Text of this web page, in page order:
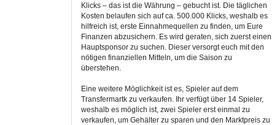
Klicks – das ist die Währung – gebucht ist. Die täglichen
Kosten belaufen sich auf ca. 500.000 Klicks, weshalb es
hilfreich ist, erste Einnahmequellen zu finden, um Eure
Finanzen abzusichern. Es wird geraten, sich zuerst einen
Hauptsponsor zu suchen. Dieser versorgt euch mit den
nötigen finanziellen Mitteln, um die Saison zu
überstehen.
Eine weitere Möglichkeit ist es, Spieler auf dem
Transfermartk zu verkaufen. Ihr verfügt über 14 Spieler,
weshalb es möglich ist, zwei Spieler erst einmal zu
verkaufen, um Gehälter zu sparen und den Marktpreis zu